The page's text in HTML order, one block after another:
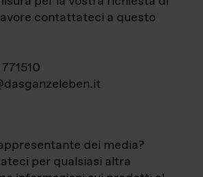
contattateci a questo
dei media?
per qualsiasi altra